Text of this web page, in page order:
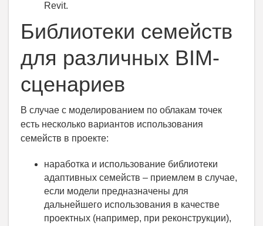
Revit.
Библиотеки семейств
для различных BIM-
сценариев
В случае с моделированием по облакам точек
есть несколько вариантов использования
семейств в проекте:
наработка и использование библиотеки
адаптивных семейств – приемлем в случае,
если модели предназначены для
дальнейшего использования в качестве
проектных (например, при реконструкции),